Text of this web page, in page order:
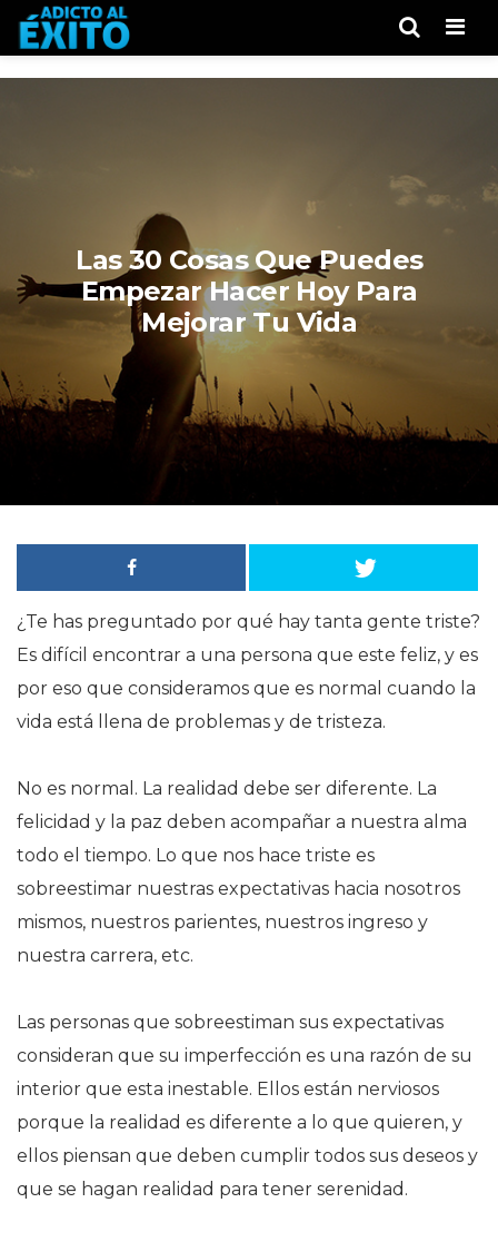
Las 30 Cosas Que Puedes
Empezar Hacer Hoy Para
Mejorar Tu Vida
¿Te has preguntado por qué hay tanta gente triste?
Es difícil encontrar a una persona que este feliz, y es
por eso que consideramos que es normal cuando la
vida está llena de problemas y de tristeza.
No es normal. La realidad debe ser diferente. La
felicidad y la paz deben acompañar a nuestra alma
todo el tiempo. Lo que nos hace triste es
sobreestimar nuestras expectativas hacia nosotros
mismos, nuestros parientes, nuestros ingreso y
nuestra carrera, etc.
Las personas que sobreestiman sus expectativas
consideran que su imperfección es una razón de su
interior que esta inestable. Ellos están nerviosos
porque la realidad es diferente a lo que quieren, y
ellos piensan que deben cumplir todos sus deseos y
que se hagan realidad para tener serenidad.